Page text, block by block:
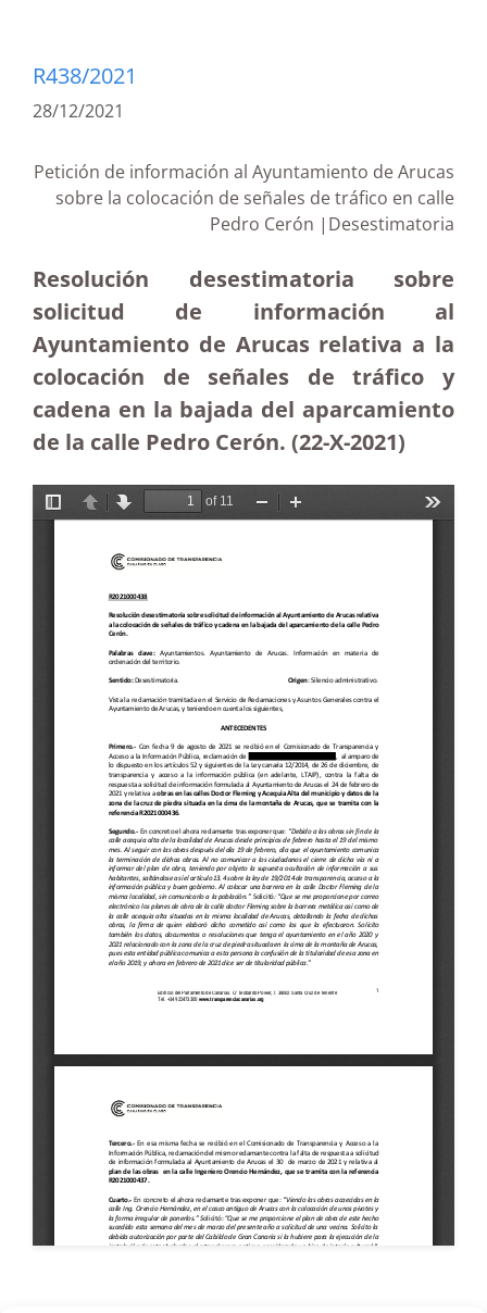
R438/2021
28/12/2021
Petición de información al Ayuntamiento de Arucas
sobre la colocación de señales de tráfico en calle
Pedro Cerón |Desestimatoria
Resolución desestimatoria sobre
solicitud de información al
Ayuntamiento de Arucas relativa a la
colocación de señales de tráfico y
cadena en la bajada del aparcamiento
de la calle Pedro Cerón. (22-X-2021)